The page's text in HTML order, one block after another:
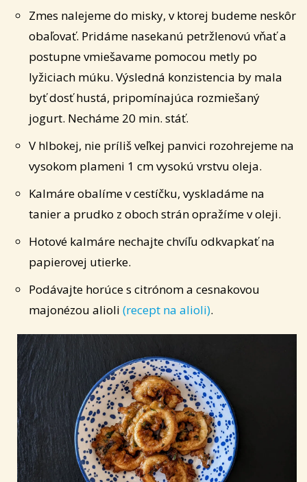
Zmes nalejeme do misky, v ktorej budeme neskôr
obaľovať. Pridáme nasekanú petržlenovú vňať a
postupne vmiešavame pomocou metly po
lyžiciach múku. Výsledná konzistencia by mala
byť dosť hustá, pripomínajúca rozmiešaný
jogurt. Necháme 20 min. stáť.
V hlbokej, nie príliš veľkej panvici rozohrejeme na
vysokom plameni 1 cm vysokú vrstvu oleja.
Kalmáre obalíme v cestíčku, vyskladáme na
tanier a prudko z oboch strán opražíme v oleji.
Hotové kalmáre nechajte chvíľu odkvapkať na
papierovej utierke.
Podávajte horúce s citrónom a cesnakovou
majonézou alioli (recept na alioli).